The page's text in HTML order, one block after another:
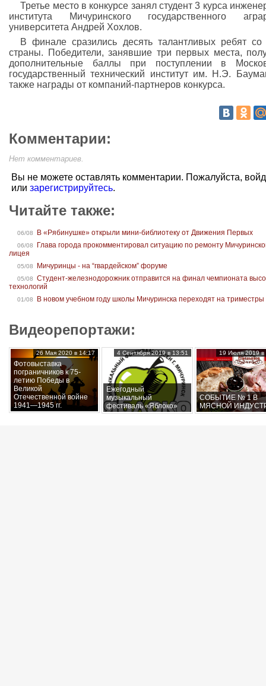
Третье место в конкурсе занял студент 3 курса
института Мичуринского государственного
университета Андрей Хохлов.
В финале сразились десять талантливых ребят со
страны. Победители, занявшие три первых места,
дополнительные баллы при поступлении в
государственный технический институт им. Н.Э.
также награды от компаний-партнеров конкурса.
Комментарии:
Нет комментариев.
Вы не можете оставлять комментарии. Пожалуйста,
или зарегистрируйтесь.
Читайте также:
06/08 В «Рябинушке» открыли мини-библиотеку от Движения Первых
06/08
Глава города прокомментировал ситуацию по ремонту
лицея
05/08 Мичуринцы - на “гвардейском” форуме
05/08
Студент-железнодорожник отправится на финал чемпионата
технологий
01/08 В новом учебном году школы Мичуринска переходят на триместры
Видеорепортажи:
Фотовыставка
пограничников к 75-
летию Победы в
Великой
Отечественной войне
1941—1945 гг.
26 Мая 2020 в 14:17
Ежегодный
музыкальный
фестиваль «Яблоко»
4 Сентября 2019 в 13:51
СОБЫТИЕ № 1 В
МЯСНОЙ
19 Июля 2019 в